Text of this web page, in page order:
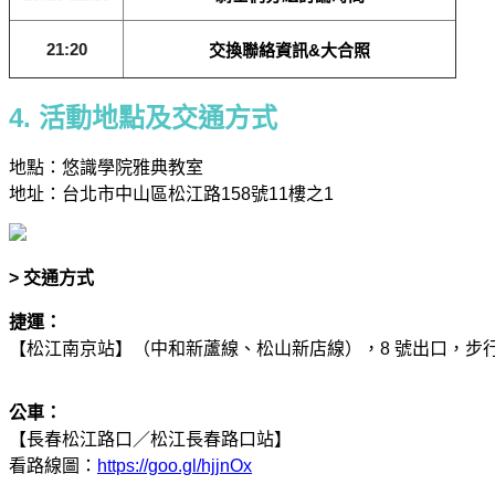
21:20 交換聯絡資訊&大合照
4. 活動地點及交通方式
地點：悠識學院雅典教室
地址：台北市中山區松江路158號11樓之1
> 交通方式
捷運：
【松江南京站】（中和新蘆線、松山新店線），8 號出口，步
公車：
【長春松江路口／松江長春路口站】
看路線圖： https://goo.gl/hjjnOx